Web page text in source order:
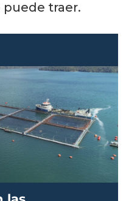
traer.